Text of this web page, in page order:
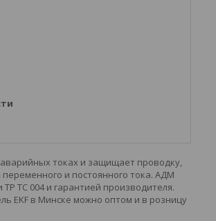
токах и защищает проводку,
и постоянного тока. АДМ
ТС 004 и гарантией производителя.
EKF в Минске можно оптом и в розницу